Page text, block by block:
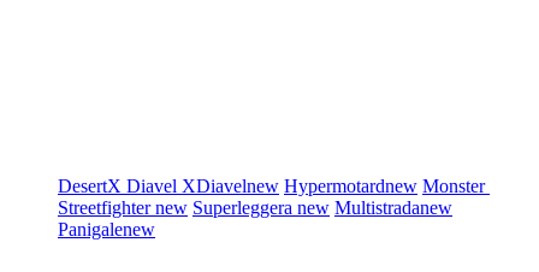
DesertX Diavel XDiavelnew Hypermotardnew Monster
Streetfighternew Superleggera new Multistradanew
Panigalenew